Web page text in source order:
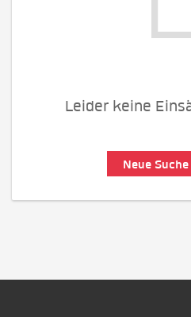
Leider keine
Neue